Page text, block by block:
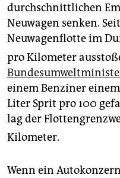
durchschnittlichen
Neuwagen senken.
Neuwagenflotte im
pro Kilometer
einem Benziner
Liter Sprit pro 100
lag der
Kilometer.
Wenn ein